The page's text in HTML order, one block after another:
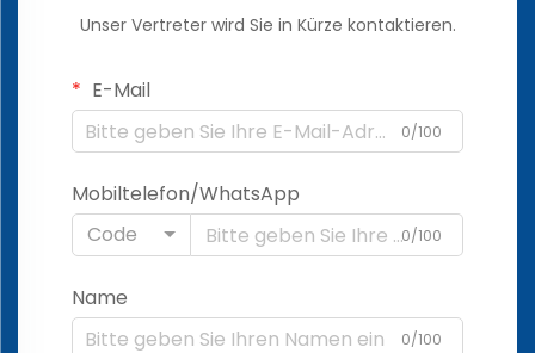
Unser Vertreter wird Sie in Kürze kontaktieren.
E-Mail
0/100
Mobiltelefon/WhatsApp
Code
0/100
Name
0/100